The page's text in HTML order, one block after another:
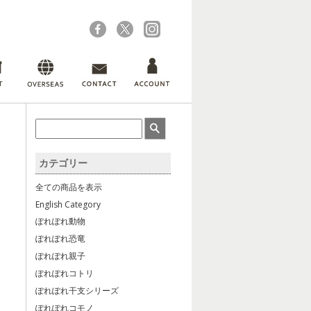
カテゴリー
全ての商品を表示
English Category
ぽれぽれ動物
ぽれぽれ恐竜
ぽれぽれ親子
ぽれぽれコトリ
ぽれぽれ干支シリーズ
ぽれぽれコモノ